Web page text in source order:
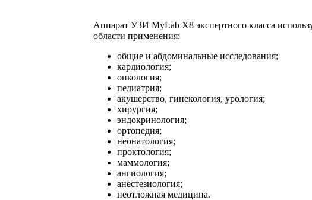
Аппарат УЗИ MyLab X8 экспертного класса
области применения:
общие и абдоминальные исследования;
кардиология;
онкология;
педиатрия;
акушерство, гинекология, урология;
хирургия;
эндокринология;
ортопедия;
неонатология;
проктология;
маммология;
ангиология;
анестезиология;
неотложная медицина.